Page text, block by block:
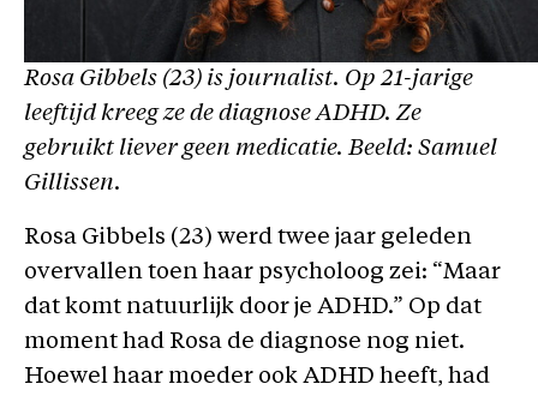
Rosa Gibbels (23) is journalist. Op 21-jarige
leeftijd kreeg ze de diagnose ADHD. Ze
gebruikt liever geen medicatie. Beeld: Samuel
Gillissen.
Rosa Gibbels (23) werd twee jaar geleden
overvallen toen haar psycholoog zei: “Maar
dat komt natuurlijk door je ADHD.” Op dat
moment had Rosa de diagnose nog niet.
Hoewel haar moeder ook ADHD heeft, had